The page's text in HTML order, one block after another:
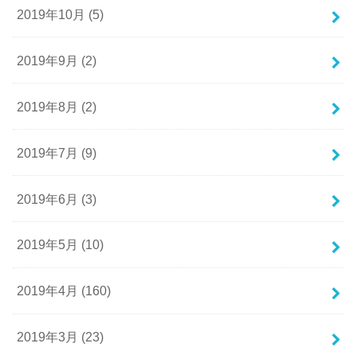
2019年10月 (5)
2019年9月 (2)
2019年8月 (2)
2019年7月 (9)
2019年6月 (3)
2019年5月 (10)
2019年4月 (160)
2019年3月 (23)